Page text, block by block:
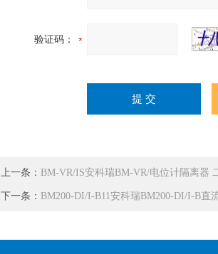
验证码：
上一条： BM-VR/IS安科瑞BM-VR/电位计隔离器
下一条： BM200-DI/I-B11安科瑞BM200-DI/I-B直